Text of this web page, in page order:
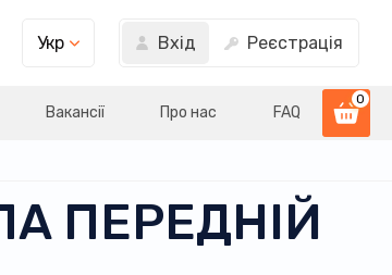
Укр Вхід Реєстрація
Вакансії Про нас FAQ
0
ПЕРЕДНІЙ